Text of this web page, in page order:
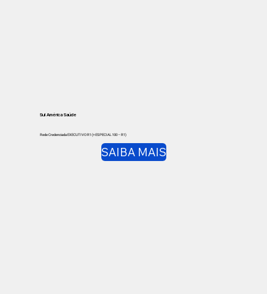
Sul América Saúde
Rede Credenciada EXECUTIVO R1 (+ ESPECIAL 100 – R1)
SAIBA MAIS